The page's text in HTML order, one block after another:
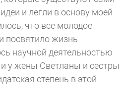
и легли в основу моей
что все молодое
посвятило жизнь
научной деятельностью
у жены Светланы и сестры
степень в этой